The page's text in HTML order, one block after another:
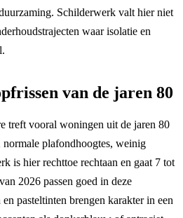
Schilderwerk valt hier niet
waar isolatie en
van de jaren 80
treft vooral woningen uit de jaren 80
plafondhoogtes, weinig
is hier rechttoe rechtaan en gaat 7 tot
2026 passen goed in deze
pasteltinten brengen karakter in een